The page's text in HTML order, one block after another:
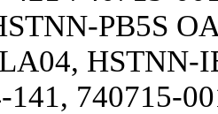
PB5S
HSTNN-
141, 740715-